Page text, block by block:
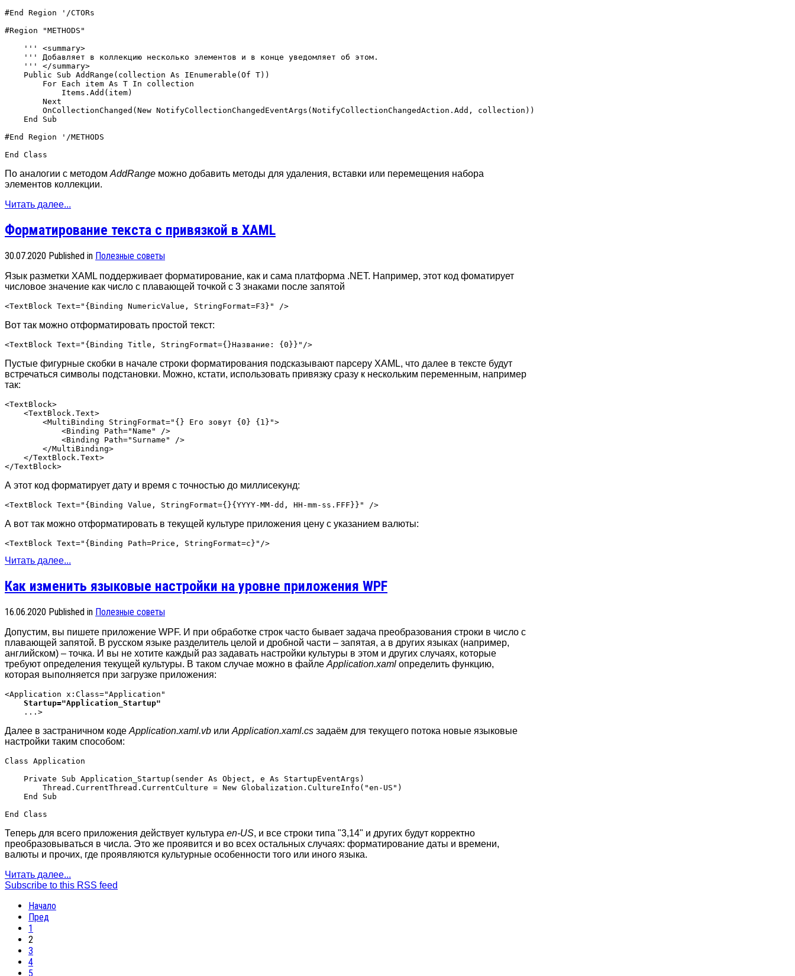
#End Region '/CTORs
#Region "METHODS"
    ''' <summary>
    ''' Добавляет в коллекцию несколько элементов и в конце уведомляет об этом.
    ''' </summary>
    Public Sub AddRange(collection As IEnumerable(Of T))
        For Each item As T In collection
            Items.Add(item)
        Next
        OnCollectionChanged(New NotifyCollectionChangedEventArgs(NotifyCollectionChangedAction.Add, collection))
    End Sub
#End Region '/METHODS
По аналогии с методом AddRange можно добавить методы для удаления, вставки или перемещения набора
элементов коллекции.
Читать далее...
Форматирование текста с привязкой в XAML
30.07.2020 Published in Полезные советы
Язык разметки XAML поддерживает форматирование, как и сама платформа .NET. Например, этот код фоматирует
числовое значение как число с плавающей точкой с 3 знаками после запятой
Вот так можно отформатировать простой текст:
Пустые фигурные скобки в начале строки форматирования подсказывают парсеру XAML, что далее в тексте будут
встречаться символы подстановки. Можно, кстати, использовать привязку сразу к нескольким переменным, например
так:
<TextBlock>
    <TextBlock.Text>
        <MultiBinding StringFormat="{} Его зовут {0} {1}">
            <Binding Path="Name" />
            <Binding Path="Surname" />
        </MultiBinding>
    </TextBlock.Text>
А этот код форматирует дату и время с точностью до миллисекунд:
А вот так можно отформатировать в текущей культуре приложения цену с указанием валюты:
Читать далее...
Как изменить языковые настройки на уровне приложения WPF
16.06.2020 Published in Полезные советы
Допустим, вы пишете приложение WPF. И при обработке строк часто бывает задача преобразования строки в число с
плавающей запятой. В русском языке разделитель целой и дробной части – запятая, а в других языках (например,
английском) – точка. И вы не хотите каждый раз задавать настройки культуры в этом и других случаях, которые
требуют определения текущей культуры. В таком случае можно в файле Application.xaml определить функцию,
которая выполняется при загрузке приложения:
<Application x:Class="Application"
Startup="Application_Startup"
Далее в застраничном коде Application.xaml.vb или Application.xaml.cs задаём для текущего потока новые языковые
настройки таким способом:
Class Application
    Private Sub Application_Startup(sender As Object, e As StartupEventArgs)
        Thread.CurrentThread.CurrentCulture = New Globalization.CultureInfo("en-US")
    End Sub
Теперь для всего приложения действует культура en-US, и все строки типа "3,14" и других будут корректно
преобразовываться в числа. Это же проявится и во всех остальных случаях: форматирование даты и времени,
валюты и прочих, где проявляются культурные особенности того или иного языка.
Читать далее...
Subscribe to this RSS feed
Начало
Пред
1
2
3
4
5